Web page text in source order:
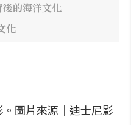
的海洋文化
化